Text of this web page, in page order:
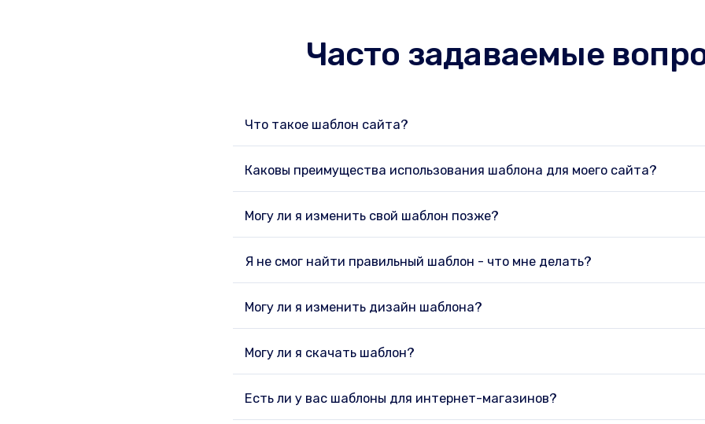
Часто задаваемые
Что такое шаблон сайта?
Каковы преимущества использования шаблона для моего сайта?
Могу ли я изменить свой шаблон позже?
Я не смог найти правильный шаблон - что мне делать?
Могу ли я изменить дизайн шаблона?
Могу ли я скачать шаблон?
Есть ли у вас шаблоны для интернет-магазинов?